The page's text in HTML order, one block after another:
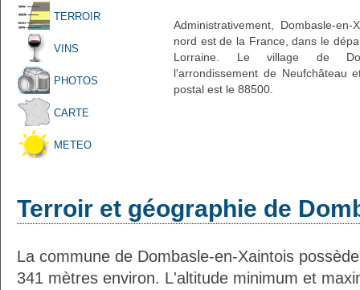
TERROIR
VINS
PHOTOS
CARTE
METEO
Administrativement, Dombasle-
nord est de la France, dans le
Lorraine. Le village de
l'arrondissement de Neufchâteau
postal est le 88500.
Terroir et géographie de
La commune de Dombasle-en-Xaintois
341 mètres environ. L'altitude minimum et